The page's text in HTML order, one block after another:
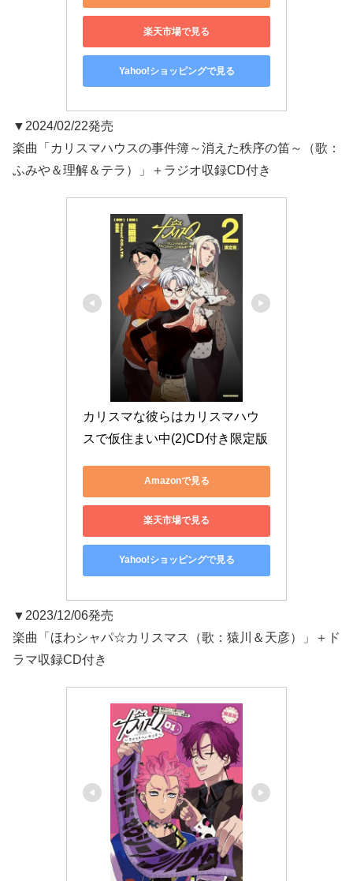
楽天市場で見る
Yahoo!ショッピングで見る
▼2024/02/22発売
楽曲「カリスマハウスの事件簿～消えた秩序の笛～（歌：
ふみや＆理解＆テラ）」＋ラジオ収録CD付き
カリスマな彼らはカリスマハウ
スで仮住まい中(2)CD付き限定版
Amazonで見る
楽天市場で見る
Yahoo!ショッピングで見る
▼2023/12/06発売
楽曲「ほわシャパ☆カリスマス（歌：猿川＆天彦）」＋ド
ラマ収録CD付き